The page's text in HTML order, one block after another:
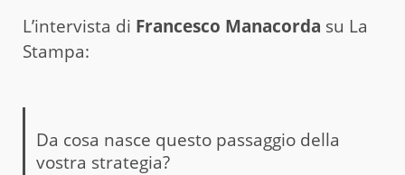
L’intervista di Francesco Manacorda su La
Stampa:
Da cosa nasce questo passaggio della
vostra strategia?